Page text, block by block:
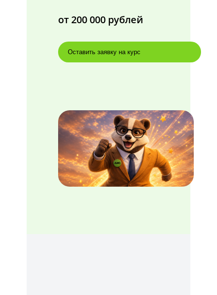
от 200 000 рублей
Оставить заявку на курс